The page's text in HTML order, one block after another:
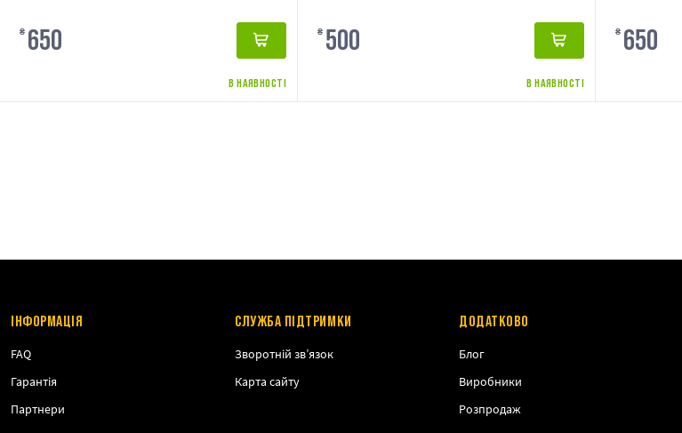
₴ 650
В НАЯВНОСТІ
₴ 500
В НАЯВНОСТІ
₴ 650
ІНФОРМАЦІЯ
FAQ
Гарантія
Партнери
СЛУЖБА ПІДТРИМКИ
Зворотній зв’язок
Карта сайту
ДОДАТКОВО
Блог
Виробники
Розпродаж